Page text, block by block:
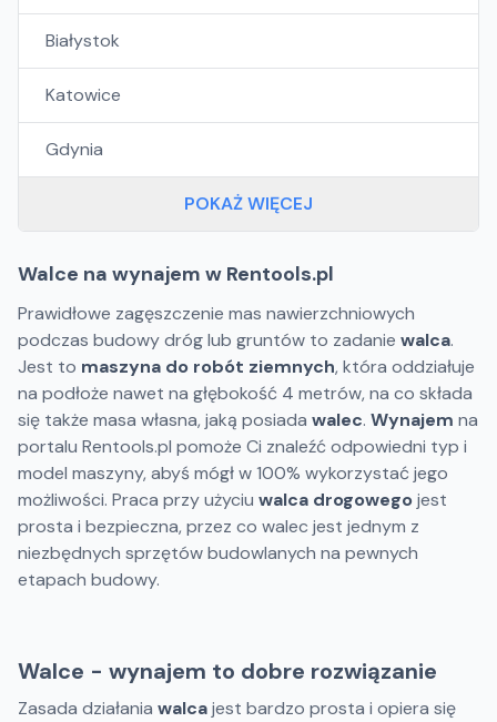
Białystok
Katowice
Gdynia
POKAŻ WIĘCEJ
Walce na wynajem w Rentools.pl
Prawidłowe zagęszczenie mas nawierzchniowych
podczas budowy dróg lub gruntów to zadanie walca.
Jest to maszyna do robót ziemnych, która oddziałuje
na podłoże nawet na głębokość 4 metrów, na co składa
się także masa własna, jaką posiada walec. Wynajem na
portalu Rentools.pl pomoże Ci znaleźć odpowiedni typ i
model maszyny, abyś mógł w 100% wykorzystać jego
możliwości. Praca przy użyciu walca drogowegojest
prosta i bezpieczna, przez co walec jest jednym z
niezbędnych sprzętów budowlanych na pewnych
etapach budowy.
Walce - wynajem to dobre rozwiązanie
Zasada działania walcajest bardzo prosta i opiera się